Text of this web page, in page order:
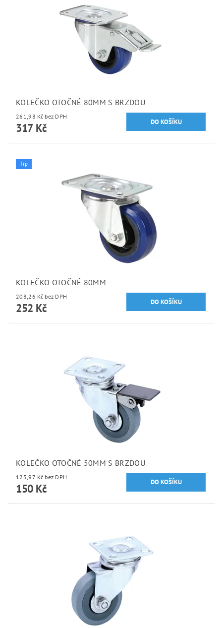
KOLEČKO OTOČNÉ 80MM S BRZDOU
261,98 Kč bez DPH
317 Kč
Tip
KOLEČKO OTOČNÉ 80MM
208,26 Kč bez DPH
252 Kč
KOLEČKO OTOČNÉ 50MM S BRZDOU
123,97 Kč bez DPH
150 Kč